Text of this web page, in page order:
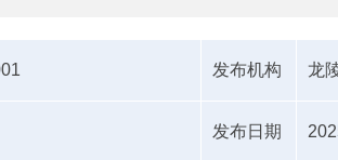
发布机构 龙
发布日期